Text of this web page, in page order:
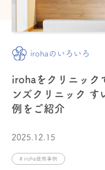
irohaのいろいろ
irohaをクリニック
ンズクリニック す
例をご紹介
2025.12.15
# iroha使用事例